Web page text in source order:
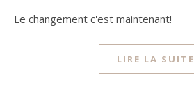
Le changement c'est maintenant!
LIRE LA SUITE